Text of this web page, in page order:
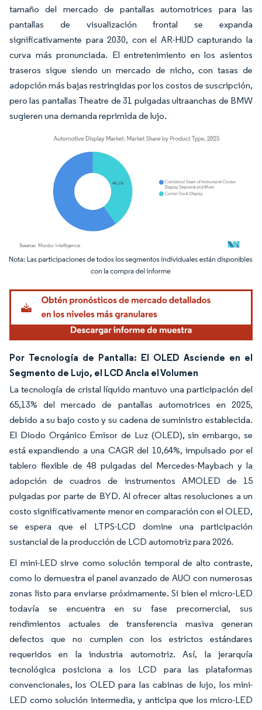
tamaño del mercado de pantallas automotrices para las
pantallas de visualización frontal se expanda
significativamente para 2030, con el AR-HUD capturando la
curva más pronunciada. El entretenimiento en los asientos
traseros sigue siendo un mercado de nicho, con tasas de
adopción más bajas restringidas por los costos de suscripción,
pero las pantallas Theatre de 31 pulgadas ultraanchas de BMW
sugieren una demanda reprimida de lujo.
Imagen © Mordor Intelligence. El uso requiere atribución según CC BY 4.0.
Por Tecnología de Pantalla: El OLED Asciende en el
Segmento de Lujo, el LCD Ancla el Volumen
La tecnología de cristal líquido mantuvo una participación del
65,13% del mercado de pantallas automotrices en 2025,
debido a su bajo costo y su cadena de suministro establecida.
El Diodo Orgánico Emisor de Luz (OLED), sin embargo, se
está expandiendo a una CAGR del 10,64%, impulsado por el
tablero flexible de 48 pulgadas del Mercedes-Maybach y la
adopción de cuadros de instrumentos AMOLED de 15
pulgadas por parte de BYD. Al ofrecer altas resoluciones a un
costo significativamente menor en comparación con el OLED,
se espera que el LTPS-LCD domine una participación
sustancial de la producción de LCD automotriz para 2026.
El mini-LED sirve como solución temporal de alto contraste,
como lo demuestra el panel avanzado de AUO con numerosas
zonas listo para enviarse próximamente. Si bien el micro-LED
todavía se encuentra en su fase precomercial, sus
rendimientos actuales de transferencia masiva generan
defectos que no cumplen con los estrictos estándares
requeridos en la industria automotriz. Así, la jerarquía
tecnológica posiciona a los LCD para las plataformas
convencionales, los OLED para las cabinas de lujo, los mini-
LED como solución intermedia, y anticipa que los micro-LED